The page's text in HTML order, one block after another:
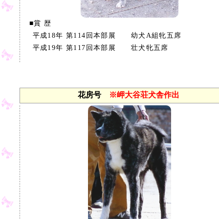
■賞 歴
平成18年 第114回本部展 幼犬A組牝五席
平成19年 第117回本部展 壮犬牝五席
花房号※岬大谷荘犬舎作出